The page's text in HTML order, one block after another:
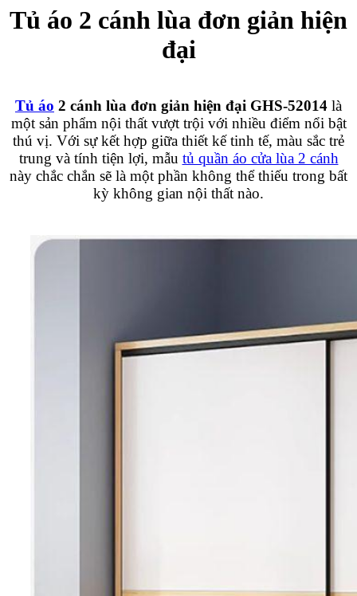
Tủ áo 2 cánh lùa đơn giản hiện
đại
Tủ áo 2 cánh lùa đơn giản hiện đại GHS-52014 là
một sản phẩm nội thất vượt trội với nhiều điểm nổi bật
thú vị. Với sự kết hợp giữa thiết kế tinh tế, màu sắc trẻ
trung và tính tiện lợi, mẫu tủ quần áo cửa lùa 2 cánh
này chắc chắn sẽ là một phần không thể thiếu trong bất
kỳ không gian nội thất nào.